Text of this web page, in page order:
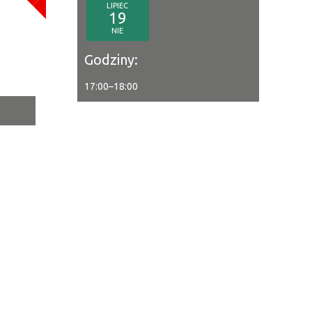
LIPIEC
19
NIE
Godziny:
17:00–18:00